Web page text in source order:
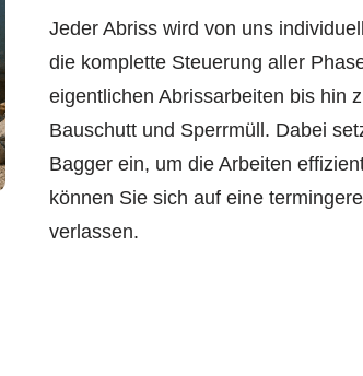
Jeder Abriss wird von uns
die komplette Steuerung aller
eigentlichen Abrissarbeiten bis hin
Bauschutt und Sperrmüll. Dabei
Bagger ein, um die Arbeiten
können Sie sich auf eine
verlassen.